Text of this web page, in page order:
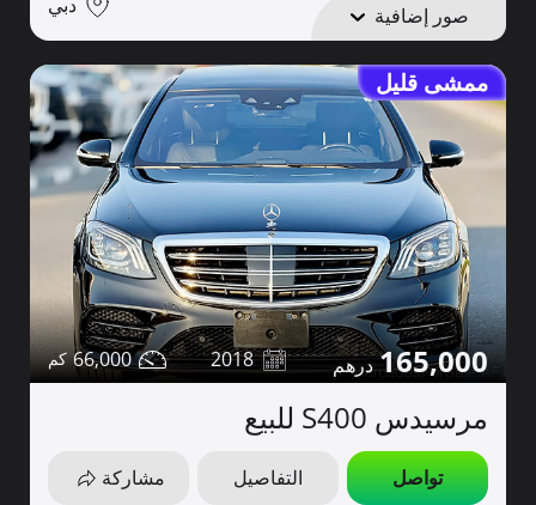
صور إضافية
ممشى قليل
165,000
2018
66,000
مرسيدس S400 للبيع
تواصل التفاصيل مشاركة